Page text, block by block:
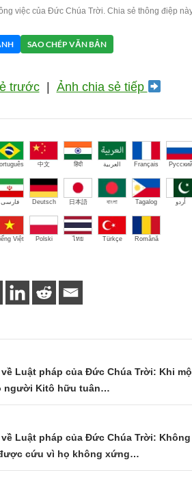
việc của Đức Chúa Trời. Chia sẻ thông điệp
SAO CHÉP VĂN BẢN
trước| Ảnh chia sẻ tiếp
中文 हिंदी العربية Français Русский
فارسی Deutsch 日本語 বাংলা Tagalog اُردو
Việt Polski ไทย Türkçe Română
về Luật pháp của Đức Chúa Trời: Khi
người Kitô hữu tuân…
về Luật pháp của Đức Chúa Trời:
cứu vì họ không xứng…